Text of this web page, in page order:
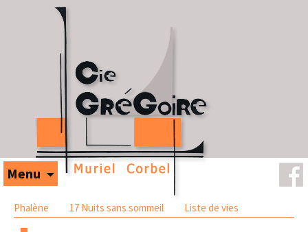
Menu Aller au contenu
Phalène 17 Nuits sans sommeil Liste de vies